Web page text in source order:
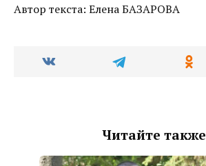
Автор текста: Елена БАЗАРОВА
Читайте также